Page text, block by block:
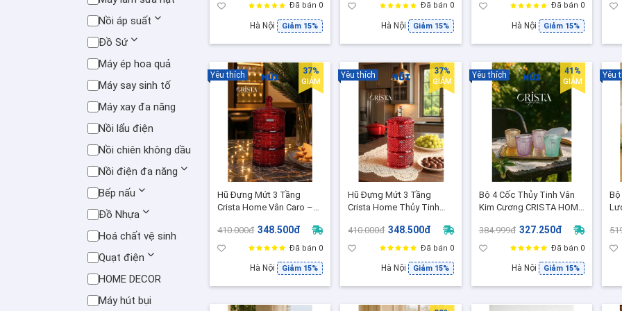
Nồi áp suất
Đồ Sứ
Máy ép hoa quả
Máy say sinh tố
Máy xay đa năng
Nồi lẩu điện
Nồi chiên không dầu
Nồi điện đa năng
Bếp nấu
Đồ Nhựa
Hoá chất vệ sinh
Quạt điện
HOME DECOR
Máy hút bụi
Trọng
Đã bán 0
Hà Nội Giảm 15%
Chống Tràn 60243Đã bán 0
Hà Nội Giảm 15%
Đã bán 0
Hà Nội Giảm 15%
Hũ Đựng Mứt 3 Tầng
Crista Home Vân Caro –
Tinh Cao Cấp
410.000đ 348.500đ
Đã bán 0
Hà Nội Giảm 15%
Yêu thích 37%
GIẢM
Hũ Đựng Mứt 3 Tầng
Crista Home Thủy Tinh
Decor sang xịn, Đẹp lung
linh
410.000đ 348.500đ
Đã bán 0
Hà Nội Giảm 15%
Yêu thích 37%
GIẢM
Bộ 4 Cốc Thủy Tinh Vân
Kim Cương CRISTA HOME
Lánh, Sang Trọng, Chính
Hãng
384.999đ 327.250đ
Đã bán 0
Hà Nội Giảm 15%
Yêu thích 41%
GIẢM
Bộ
Yêu